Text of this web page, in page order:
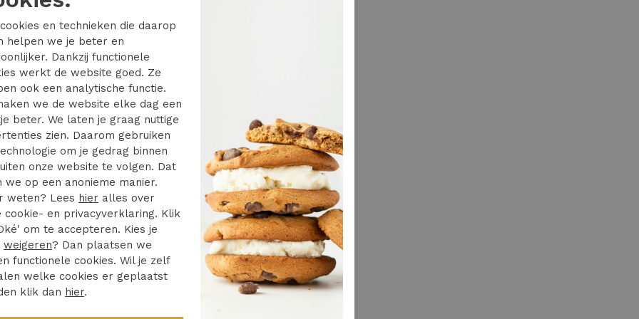
drogen
temperatuur
met de
perchloorethyleen,
en technieken die daarop
helpen we je beter en
Dankzij functionele
werkt de website goed. Ze
ook een analytische functie.
we de website elke dag een
beter. We laten je graag nuttige
zien. Daarom gebruiken
om je gedrag binnen
onze website te volgen. Dat
we op een anonieme manier.
weten? Lees hier alles over
cookie- en privacyverklaring. Klik
om te accepteren. Kies je
weigeren? Dan plaatsen we
functionele cookies. Wil je zelf
welke cookies er geplaatst
klik dan hier.